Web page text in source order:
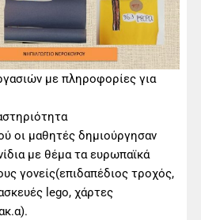
με πληροφορίες για
οι μαθητές δημιούργησαν
με θέμα τα ευρωπαϊκά
γονείς(επιδαπέδιος τροχός,
lego, χάρτες